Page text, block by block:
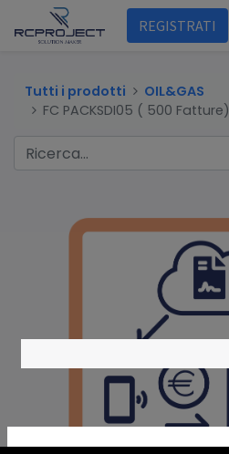
REGISTRATI
Tutti i prodotti
OIL&GAS
FC PACKSDI05 ( 500 Fatture)